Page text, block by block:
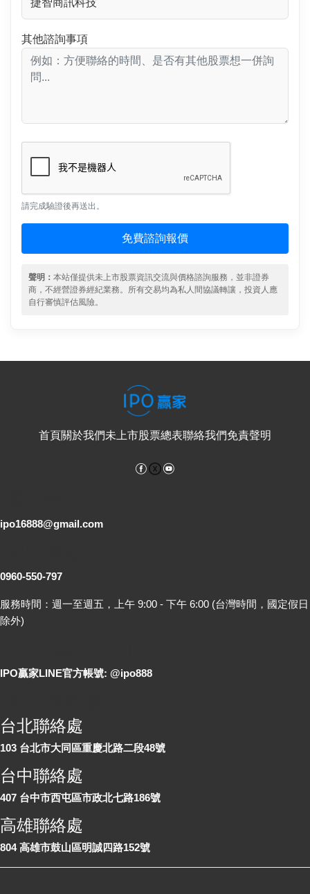
其他諮詢事項
請完成驗證後再送出。
免費諮詢報價
聲明： 本站僅提供未上市股票資訊交流與價格諮詢服務，並非證券
商，不經營證券經紀業務。所有交易均為私人間協議轉讓，投資人應
自行審慎評估風險。
首頁關於我們未上市股票總表聯絡我們免責聲明
Facebook
ipo16888@gmail.com
0960-550-797
服務時間：週一至週五，上午 9:00 - 下午 6:00 (台灣時間，國定假日
除外)
IPO贏家LINE官方帳號: @ipo888
台北聯絡處
103 台北市大同區重慶北路二段48號
台中聯絡處
407 台中市西屯區市政北七路186號
高雄聯絡處
804 高雄市鼓山區明誠四路152號